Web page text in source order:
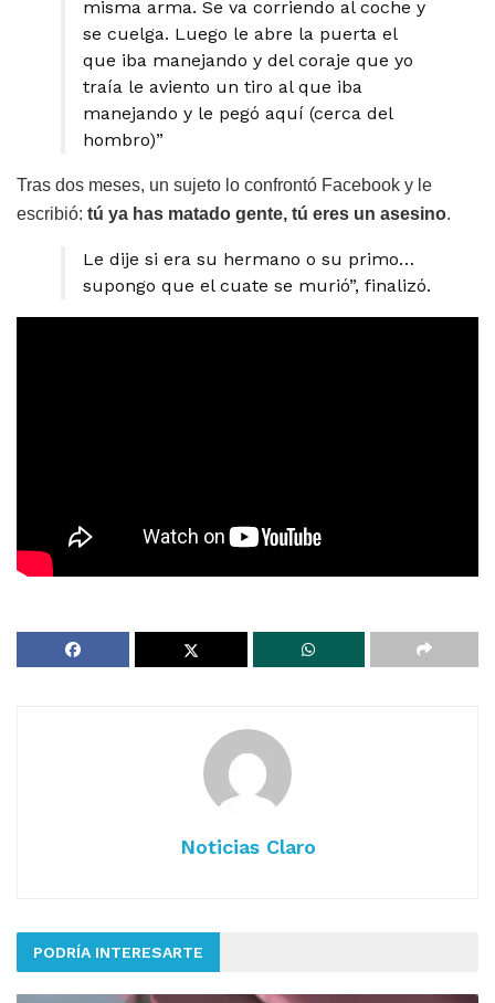
misma arma. Se va corriendo al coche y
se cuelga. Luego le abre la puerta el
que iba manejando y del coraje que yo
traía le aviento un tiro al que iba
manejando y le pegó aquí (cerca del
hombro)”
Tras dos meses, un sujeto lo confrontó Facebook y le
escribió: tú ya has matado gente, tú eres un asesino.
Le dije si era su hermano o su primo…
supongo que el cuate se murió”, finalizó.
Noticias Claro
PODRÍA INTERESARTE